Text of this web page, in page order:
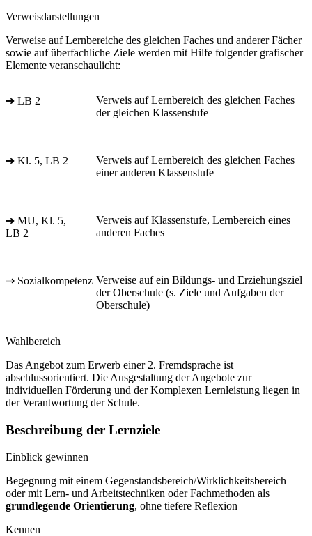
Verweisdarstellungen
Verweise auf Lernbereiche des gleichen Faches und anderer Fächer
sowie auf überfachliche Ziele werden mit Hilfe folgender grafischer
Elemente veranschaulicht:
➔ LB 2
Verweis auf Lernbereich des gleichen Faches
der gleichen Klassenstufe
➔ Kl. 5, LB 2
Verweis auf Lernbereich des gleichen Faches
einer anderen Klassenstufe
➔ MU, Kl. 5,
LB 2
Verweis auf Klassenstufe, Lernbereich eines
anderen Faches
⇒ Sozialkompetenz Verweise auf ein Bildungs- und Erziehungsziel
der Oberschule (s. Ziele und Aufgaben der
Oberschule)
Wahlbereich
Das Angebot zum Erwerb einer 2. Fremdsprache ist
abschlussorientiert. Die Ausgestaltung der Angebote zur
individuellen Förderung und der Komplexen Lernleistung liegen in
der Verantwortung der Schule.
Beschreibung der Lernziele
Einblick gewinnen
Begegnung mit einem Gegenstandsbereich/Wirklichkeitsbereich
oder mit Lern- und Arbeitstechniken oder Fachmethoden als
grundlegende Orientierung, ohne tiefere Reflexion
Kennen